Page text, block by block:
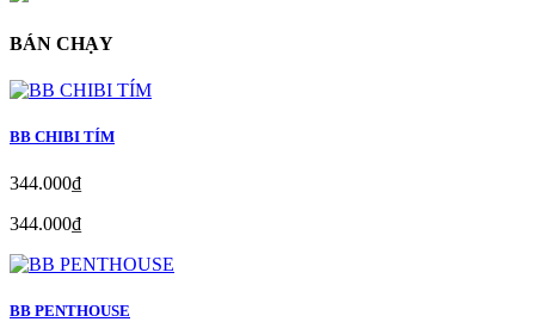
BÁN CHẠY
BB CHIBI TÍM
344.000₫
344.000₫
BB PENTHOUSE